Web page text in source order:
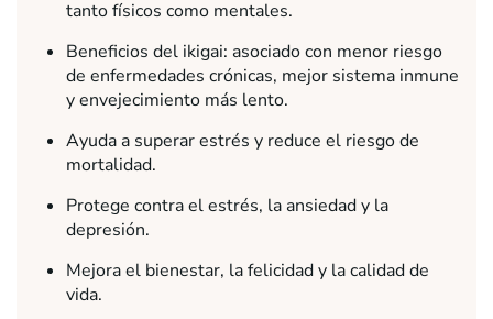
tanto físicos como mentales.
Beneficios del ikigai: asociado con menor riesgo
de enfermedades crónicas, mejor sistema inmune
y envejecimiento más lento.
Ayuda a superar estrés y reduce el riesgo de
mortalidad.
Protege contra el estrés, la ansiedad y la
depresión.
Mejora el bienestar, la felicidad y la calidad de
vida.